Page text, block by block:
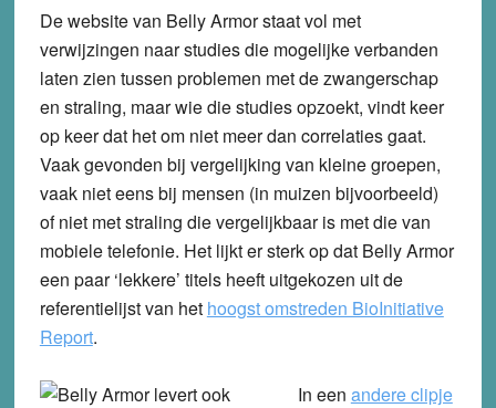
De website van Belly Armor staat vol met
verwijzingen naar studies die mogelijke verbanden
laten zien tussen problemen met de zwangerschap
en straling, maar wie die studies opzoekt, vindt keer
op keer dat het om niet meer dan correlaties gaat.
Vaak gevonden bij vergelijking van kleine groepen,
vaak niet eens bij mensen (in muizen bijvoorbeeld)
of niet met straling die vergelijkbaar is met die van
mobiele telefonie. Het lijkt er sterk op dat Belly Armor
een paar ‘lekkere’ titels heeft uitgekozen uit de
referentielijst van het hoogst omstreden BioInitiative
Report.
In een andere clipje